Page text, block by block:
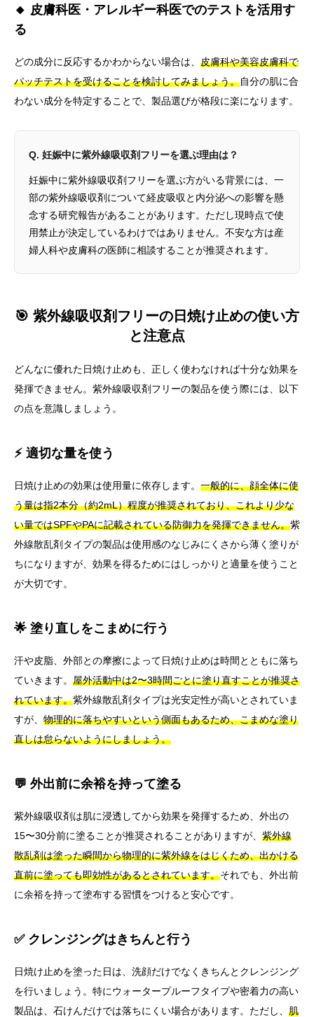
🔸 皮膚科医・アレルギー科医でのテストを活用す
る
どの成分に反応するかわからない場合は、 皮膚科や美容皮膚科で
パッチテストを受けることを検討してみましょう。自分の肌に合
わない成分を特定することで、製品選びが格段に楽になります。
Q. 妊娠中に紫外線吸収剤フリーを選ぶ理由は？
妊娠中に紫外線吸収剤フリーを選ぶ方がいる背景には、一
部の紫外線吸収剤について経皮吸収と内分泌への影響を懸
念する研究報告があることがあります。ただし現時点で使
用禁止が決定しているわけではありません。不安な方は産
婦人科や皮膚科の医師に相談することが推奨されます。
🎯 紫外線吸収剤フリーの日焼け止めの使い方
と注意点
どんなに優れた日焼け止めも、正しく使わなければ十分な効果を
発揮できません。紫外線吸収剤フリーの製品を使う際には、以下
の点を意識しましょう。
⚡ 適切な量を使う
日焼け止めの効果は使用量に依存します。 一般的に、顔全体に使
う量は指2本分（約2mL）程度が推奨されており、これより少な
い量ではSPFやPAに記載されている防御力を発揮できません。紫
外線散乱剤タイプの製品は使用感のなじみにくさから薄く塗りが
ちになりますが、効果を得るためにはしっかりと適量を使うこと
が大切です。
🌟 塗り直しをこまめに行う
汗や皮脂、外部との摩擦によって日焼け止めは時間とともに落ち
ていきます。 屋外活動中は2〜3時間ごとに塗り直すことが推奨さ
れています。紫外線散乱剤タイプは光安定性が高いとされていま
すが、 物理的に落ちやすいという側面もあるため、こまめな塗り
直しは怠らないようにしましょう。
💬 外出前に余裕を持って塗る
紫外線吸収剤は肌に浸透してから効果を発揮するため、外出の
15〜30分前に塗ることが推奨されることがありますが、 紫外線
散乱剤は塗った瞬間から物理的に紫外線をはじくため、出かける
直前に塗っても即効性があるとされています。それでも、外出前
に余裕を持って塗布する習慣をつけると安心です。
✅ クレンジングはきちんと行う
日焼け止めを塗った日は、洗顔だけでなくきちんとクレンジング
を行いましょう。特にウォータープルーフタイプや密着力の高い
製品は、石けんだけでは落ちにくい場合があります。ただし、 肌